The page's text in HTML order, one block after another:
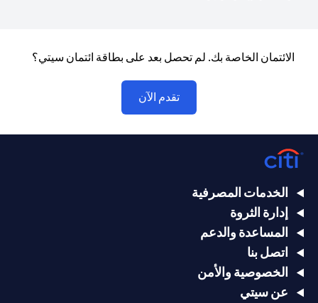
الائتمان الخاصة بك. لم تحصل بعد على بطاقة ائتمان سيتي؟
تقدم الآن
الخدمات المصرفية
إدارة الثروة
المساعدة والدعم
اتصل بنا
الخصوصية والأمن
عن سيتي